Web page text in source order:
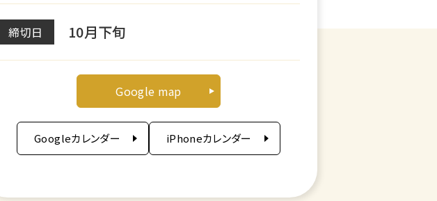
締切日 10月下旬
Google map
Googleカレンダー iPhoneカレンダー